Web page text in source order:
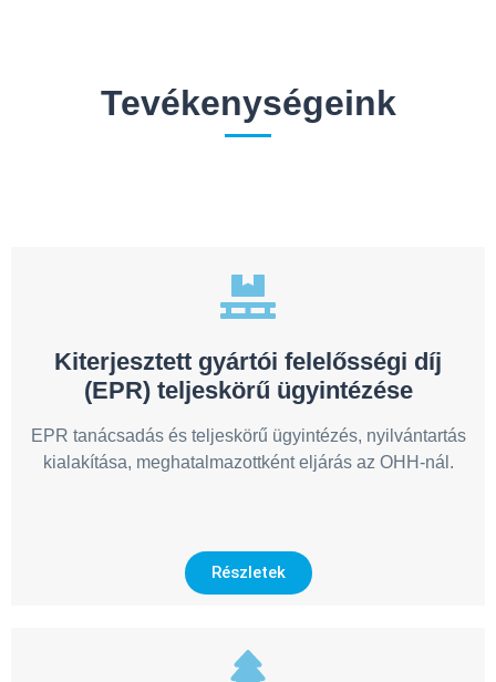
Tevékenységeink
Kiterjesztett gyártói felelősségi díj
(EPR) teljeskörű ügyintézése
EPR tanácsadás és teljeskörű ügyintézés, nyilvántartás
kialakítása, meghatalmazottként eljárás az OHH-nál.
Részletek